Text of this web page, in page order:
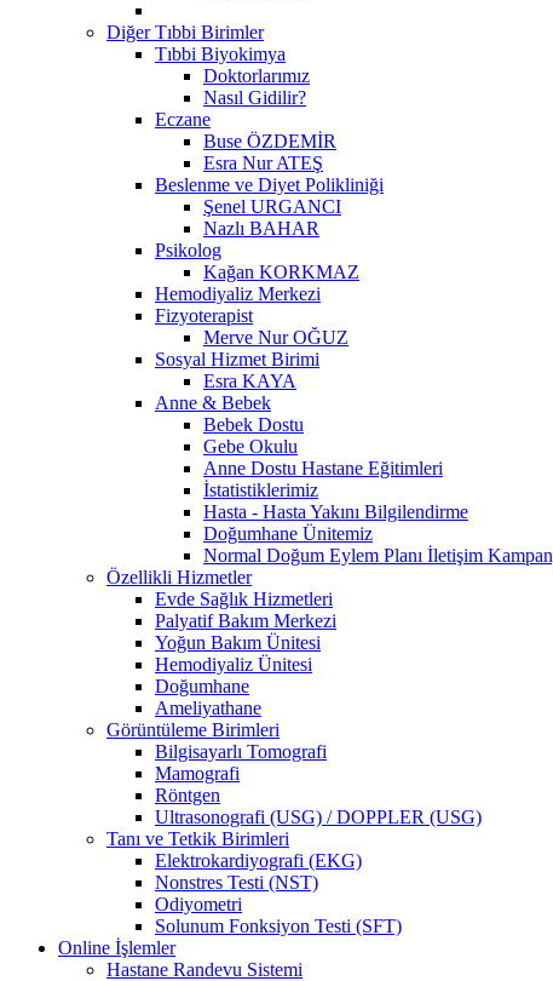
Diğer Tıbbi Birimler
Tıbbi Biyokimya
Doktorlarımız
Nasıl Gidilir?
Eczane
Buse ÖZDEMİR
Esra Nur ATEŞ
Beslenme ve Diyet Polikliniği
Şenel URGANCI
Nazlı BAHAR
Psikolog
Kağan KORKMAZ
Hemodiyaliz Merkezi
Fizyoterapist
Merve Nur OĞUZ
Sosyal Hizmet Birimi
Esra KAYA
Anne & Bebek
Bebek Dostu
Gebe Okulu
Anne Dostu Hastane Eğitimleri
İstatistiklerimiz
Hasta - Hasta Yakını Bilgilendirme
Doğumhane Ünitemiz
Normal Doğum Eylem Planı İletişim
Özellikli Hizmetler
Evde Sağlık Hizmetleri
Palyatif Bakım Merkezi
Yoğun Bakım Ünitesi
Hemodiyaliz Ünitesi
Doğumhane
Ameliyathane
Görüntüleme Birimleri
Bilgisayarlı Tomografi
Mamografi
Röntgen
Ultrasonografi (USG) / DOPPLER (USG)
Tanı ve Tetkik Birimleri
Elektrokardiyografi (EKG)
Nonstres Testi (NST)
Odiyometri
Solunum Fonksiyon Testi (SFT)
Online İşlemler
Hastane Randevu Sistemi